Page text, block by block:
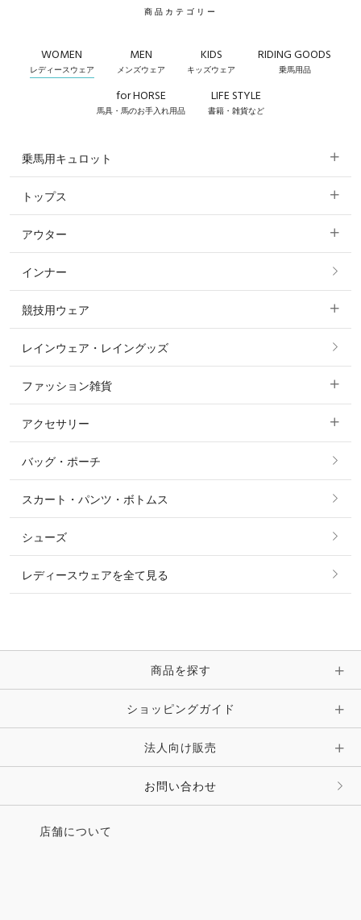
商品カテゴリー
WOMEN
レディースウェア
MEN
メンズウェア
KIDS
キッズウェア
RIDING GOODS
乗馬用品
for HORSE
馬具・馬のお手入れ用品
LIFE STYLE
書籍・雑貨など
乗馬用キュロット
すべてのキュロット
フルグリップ・尻革 キュロット
ニーグリップ・膝革 キュロット
トップス
すべてのトップス
ポロシャツ
カットソー・Tシャツ・タンクトップ
ニット・セーター
シャツ・ブラウス・ワンピース
アウター
すべてのアウター
コート
ジャケット・ブルゾン
インナー
競技用ウェア
すべての競技用ウェア
ショージャケット
ショーシャツ
レインウェア・レイングッズ
ファッション雑貨
すべてのファッション雑貨
ソックス
ベルト
時計・財布・キーケース・革小物
キーホルダー・チャーム・ストラップ
その他 ファッション雑貨
アクセサリー
すべてのアクセサリー
リング
ピアス・イヤリング
ピン・ブローチ・コサージュ
その他 アクセサリー
バッグ・ポーチ
スカート・パンツ・ボトムス
シューズ
レディースウェアを全て見る
商品を探す
ショッピングガイド
法人向け販売
お問い合わせ
店舗について